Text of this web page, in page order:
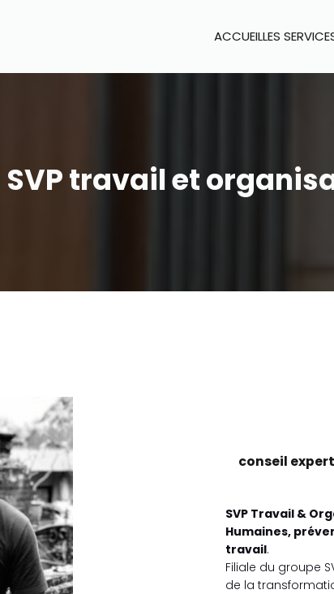
ACCUEILLES
SVP travail et
conseil
SVP Travail &
Humaines,
travail.
Filiale du groupe
de la